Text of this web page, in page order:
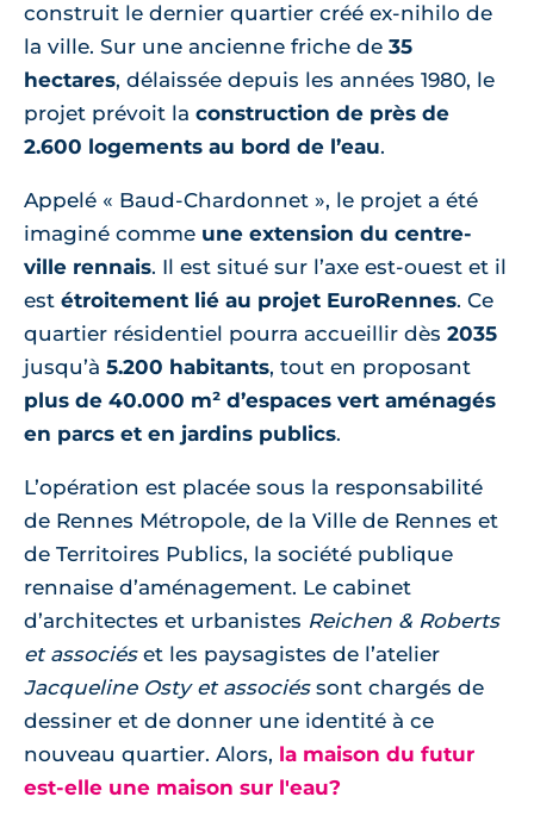
construit le dernier quartier créé ex-nihilo de
la ville. Sur une ancienne friche de 35
hectares, délaissée depuis les années 1980, le
projet prévoit la construction de près de
2.600 logements au bord de l’eau.
Appelé « Baud-Chardonnet », le projet a été
imaginé comme une extension du centre-
ville rennais. Il est situé sur l’axe est-ouest et il
est étroitement lié au projet EuroRennes. Ce
quartier résidentiel pourra accueillir dès 2035
jusqu’à 5.200 habitants, tout en proposant
plus de 40.000 m² d’espaces vert aménagés
en parcs et en jardins publics.
L’opération est placée sous la responsabilité
de Rennes Métropole, de la Ville de Rennes et
de Territoires Publics, la société publique
rennaise d’aménagement. Le cabinet
d’architectes et urbanistes Reichen & Roberts
et associéset les paysagistes de l’atelier
Jacqueline Osty et associéssont chargés de
dessiner et de donner une identité à ce
nouveau quartier. Alors, la maison du futur
est-elle une maison sur l'eau?